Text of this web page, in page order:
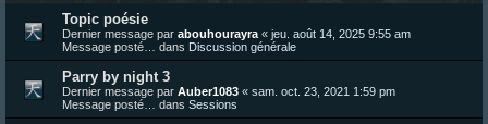
Topic poésie
Dernier message par abouhourayra « jeu. août 14, 2025 9:55 am
Message posté… dans Discussion générale
Parry by night 3
Dernier message par Auber1083 « sam. oct. 23, 2021 1:59 pm
Message posté… dans Sessions